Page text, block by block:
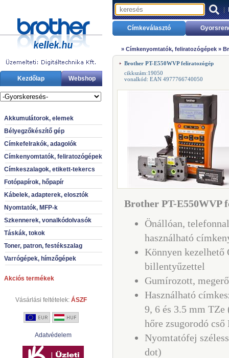
Kezdőlap Webshop
Akkumulátorok, elemek
Bélyegzőkészítő gép
Címkefelrakók, adagolók
Címkenyomtatók, feliratozógépek
Címkeszalagok, etikett-tekercs
Fotópapírok, hőpapír
Kábelek, adapterek, elosztók
Nyomtatók, MFP-k
Szkennerek, vonalkódolvasók
Táskák, tokok
Toner, patron, festékszalag
Varrógépek, hímzőgépek
Akciós termékek
Vásárlási feltételek: ÁSZF
Adatvédelem
|
Címkeválasztó
» Címkenyomtatók, feliratozógépek »
Brother PT-E550WVP feliratozógép
cikkszám:19050
vonalkód: EAN 4977766740050
Brother PT-E550WVP
Önállóan,
használható
Könnyen kezelhető
billentyűzettel
Gumírozott,
Használható
9, 6 és 3.5 mm
hőre zsugorodó cső
Nyomtatófej
dot)